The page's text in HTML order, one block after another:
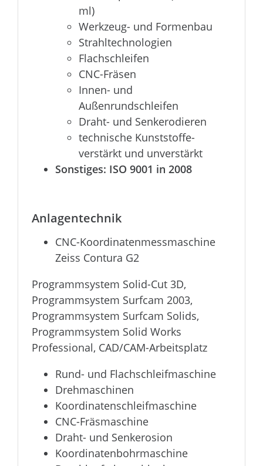
ml)
Werkzeug- und Formenbau
Strahltechnologien
Flachschleifen
CNC-Fräsen
Innen- und
Außenrundschleifen
Draht- und Senkerodieren
technische Kunststoffe-
verstärkt und unverstärkt
Sonstiges: ISO 9001 in 2008
Anlagentechnik
CNC-Koordinatenmessmaschine
Zeiss Contura G2
Programmsystem Solid-Cut 3D,
Programmsystem Surfcam 2003,
Programmsystem Surfcam Solids,
Programmsystem Solid Works
Professional, CAD/CAM-Arbeitsplatz
Rund- und Flachschleifmaschine
Drehmaschinen
Koordinatenschleifmaschine
CNC-Fräsmaschine
Draht- und Senkerosion
Koordinatenbohrmaschine